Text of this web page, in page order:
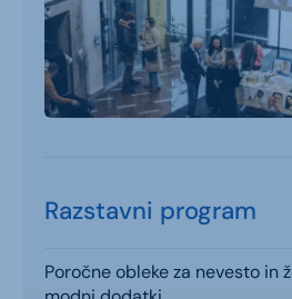
Razstavni program
Poročne obleke za nevesto in